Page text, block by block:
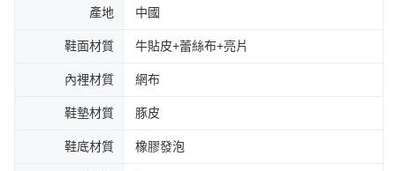
產地 中國
鞋面材質 牛貼皮+蕾絲布+亮片
內裡材質 網布
鞋墊材質 豚皮
鞋底材質 橡膠發泡